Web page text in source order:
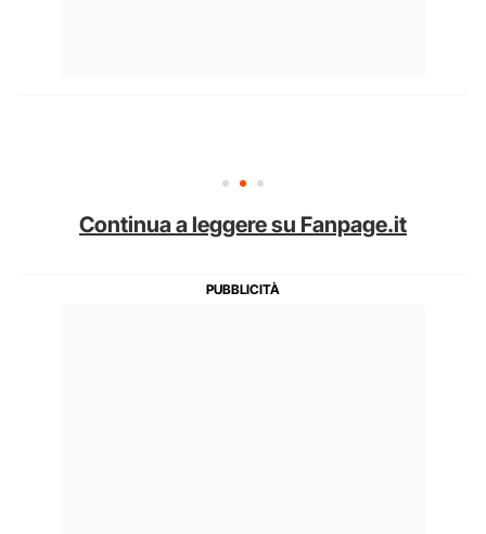
Continua a leggere su Fanpage.it